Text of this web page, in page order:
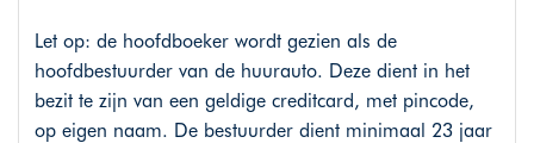
Let op: de hoofdboeker wordt gezien als de
hoofdbestuurder van de huurauto. Deze dient in het
bezit te zijn van een geldige creditcard, met pincode,
op eigen naam. De bestuurder dient minimaal 23 jaar